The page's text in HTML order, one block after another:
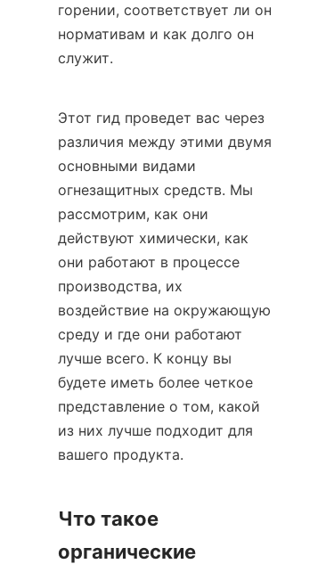
горении, соответствует ли он
нормативам и как долго он
служит.
Этот гид проведет вас через
различия между этими двумя
основными видами
огнезащитных средств. Мы
рассмотрим, как они
действуют химически, как
они работают в процессе
производства, их
воздействие на окружающую
среду и где они работают
лучше всего. К концу вы
будете иметь более четкое
представление о том, какой
из них лучше подходит для
вашего продукта.
Что такое
органические